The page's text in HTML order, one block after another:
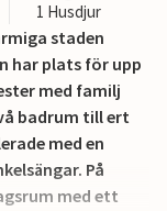
1 Husdjur
staden
har plats för upp
med familj
badrum till ert
med en
På
med ett